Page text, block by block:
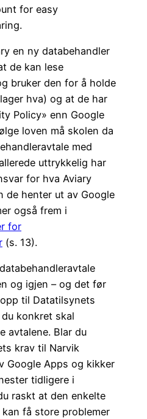
for easy
en ny databehandler
de kan lese
bruker den for å holde
hva) og at de har
Policy» enn Google
loven må skolen da
med
uttrykkelig har
for hva Aviary
de henter ut av Google
også frem i
for
(s. 13).
og igjen – og det før
til Datatilsynets
konkret skal
avtalene. Blar du
krav til Narvik
Google Apps og kikker
tidligere i
raskt at den enkelte
få store problemer